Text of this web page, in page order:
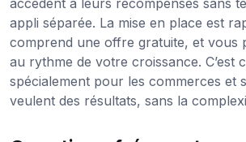
appli séparée. La mise en place est
comprend une offre gratuite, et vous
au rythme de votre croissance. C’est
spécialement pour les commerces et
veulent des résultats, sans la